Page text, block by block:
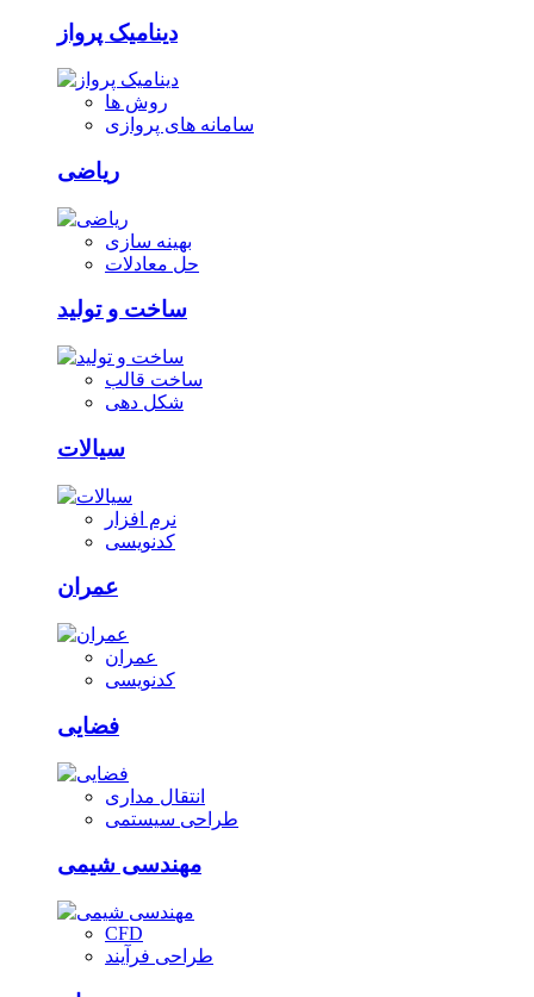
دینامیک پرواز
روش ها
سامانه های پروازی
ریاضی
بهینه سازی
حل معادلات
ساخت و تولید
ساخت قالب
شکل دهی
سیالات
نرم افزار
کدنویسی
عمران
عمران
کدنویسی
فضایی
انتقال مداری
طراحی سیستمی
مهندسی شیمی
CFD
طراحی فرآیند